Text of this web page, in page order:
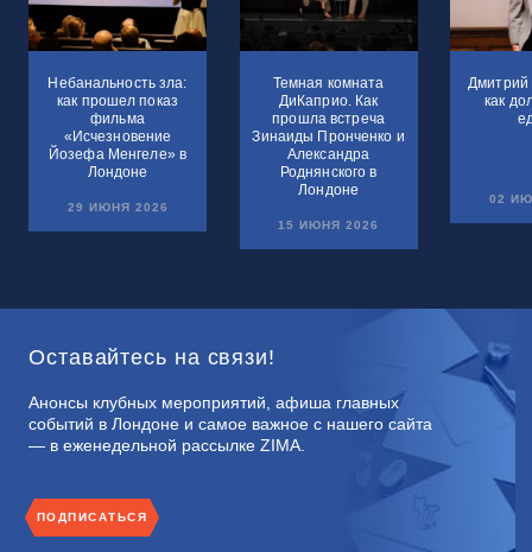
Небанальность зла:
как прошел показ
фильма
«Исчезновение
Йозефа Менгеле» в
Лондоне
29 ИЮНЯ 2026
Темная комната
ДиКаприо. Как
прошла встреча
Зинаиды Пронченко и
Александра
Роднянского в
Лондоне
15 ИЮНЯ 2026
Дмитрий
как
02
Оставайтесь на связи!
Анонсы клубных мероприятий, афиша главных
событий в Лондоне и самое важное с нашего сайта
— в еженедельной рассылке ZIMA.
ПОДПИСАТЬСЯ